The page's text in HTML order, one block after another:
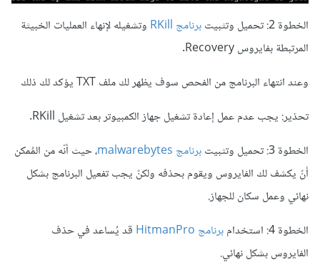
الخطوة 2: تحميل وتثبيت برنامج RKill وتشغيلهلإنهاء العمليات الخبيثة
المرتبطةبفايروسRecovery
.
وعند انتهاء البرنامج من الفحص سوف يظهر لك ملف TXT يؤكد لك ذلك
تحذير: يجب عدم عمل إعادة تشغيل جهاز الكمبيوتربعد تشغيل RKill
.
الخطوة 3: تحميل وتثبيت
برنامج malwarebytes
، حيث أنّه من المُمكن
أنّ يكشف لك الفايروس ويقوم بحذفه ولكنّ يجب تفعيل البرنامج بشكل
نهائي وعمل سكان للجهاز.
الخطوة 4: استخدام
برنامج HitmanPro
قد يُساعد في حذف
الفايروس بشكل نهائي.